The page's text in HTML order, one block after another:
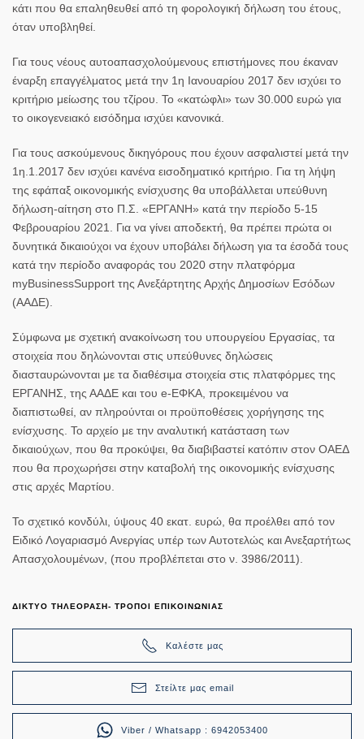
κάτι που θα επαληθευθεί από τη φορολογική δήλωση του έτους,
όταν υποβληθεί.
Για τους νέους αυτοαπασχολούμενους επιστήμονες που έκαναν
έναρξη επαγγέλματος μετά την 1η Ιανουαρίου 2017 δεν ισχύει το
κριτήριο μείωσης του τζίρου. Το «κατώφλι» των 30.000 ευρώ για
το οικογενειακό εισόδημα ισχύει κανονικά.
Για τους ασκούμενους δικηγόρους που έχουν ασφαλιστεί μετά την
1η.1.2017 δεν ισχύει κανένα εισοδηματικό κριτήριο. Για τη λήψη
της εφάπαξ οικονομικής ενίσχυσης θα υποβάλλεται υπεύθυνη
δήλωση-αίτηση στο Π.Σ. «ΕΡΓΑΝΗ» κατά την περίοδο 5-15
Φεβρουαρίου 2021. Για να γίνει αποδεκτή, θα πρέπει πρώτα οι
δυνητικά δικαιούχοι να έχουν υποβάλει δήλωση για τα έσοδά τους
κατά την περίοδο αναφοράς του 2020 στην πλατφόρμα
myBusinessSupport της Ανεξάρτητης Αρχής Δημοσίων Εσόδων
(ΑΑΔΕ).
Σύμφωνα με σχετική ανακοίνωση του υπουργείου Εργασίας, τα
στοιχεία που δηλώνονται στις υπεύθυνες δηλώσεις
διασταυρώνονται με τα διαθέσιμα στοιχεία στις πλατφόρμες της
ΕΡΓΑΝΗΣ, της ΑΑΔΕ και του e-ΕΦΚΑ, προκειμένου να
διαπιστωθεί, αν πληρούνται οι προϋποθέσεις χορήγησης της
ενίσχυσης. Το αρχείο με την αναλυτική κατάσταση των
δικαιούχων, που θα προκύψει, θα διαβιβαστεί κατόπιν στον ΟΑΕΔ
που θα προχωρήσει στην καταβολή της οικονομικής ενίσχυσης
στις αρχές Μαρτίου.
Το σχετικό κονδύλι, ύψους 40 εκατ. ευρώ, θα προέλθει από τον
Ειδικό Λογαριασμό Ανεργίας υπέρ των Αυτοτελώς και Ανεξαρτήτως
Απασχολουμένων, (που προβλέπεται στο ν. 3986/2011).
ΔΙΚΤΥΟ ΤΗΛΕΟΡΑΣΗ- ΤΡΟΠΟΙ ΕΠΙΚΟΙΝΩΝΙΑΣ
Καλέστε μας
Στείλτε μας email
Viber / Whatsapp : 6942053400